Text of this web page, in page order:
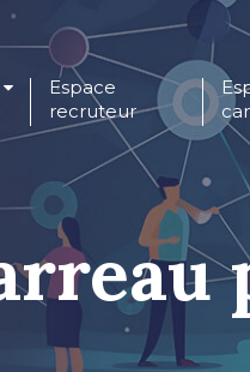
Espace
recruteur